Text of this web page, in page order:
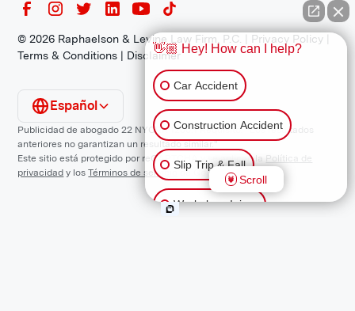
©2026 Raphaelson & Levine Law Firm, P.C. | Privacy Policy
Terms & Conditions | Disclaimer
Publicidad de abogado 22 NYCRR 1200.1 Requisito: "Los resultados
anteriores no garantizan un resultado similar."
Este sitio está protegido por reCAPTCHA y se aplican la Política de
privacidad y losTérminos de servicio de Google.
Español
👋🏼 Hey! How can I help?
Car Accident
Construction Accident
Slip Trip & Fall
Workplace Injury
Scroll